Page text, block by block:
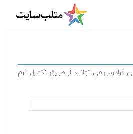
فرادرس می توانید از طریق تکمیل فرم